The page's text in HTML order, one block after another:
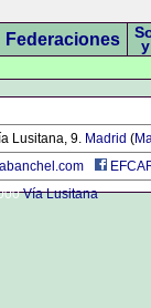
Federaciones
Lusitana, 9. Madrid (
Vía Lusitana